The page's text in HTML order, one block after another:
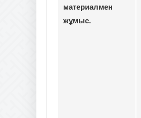
материалмен
жұмыс.